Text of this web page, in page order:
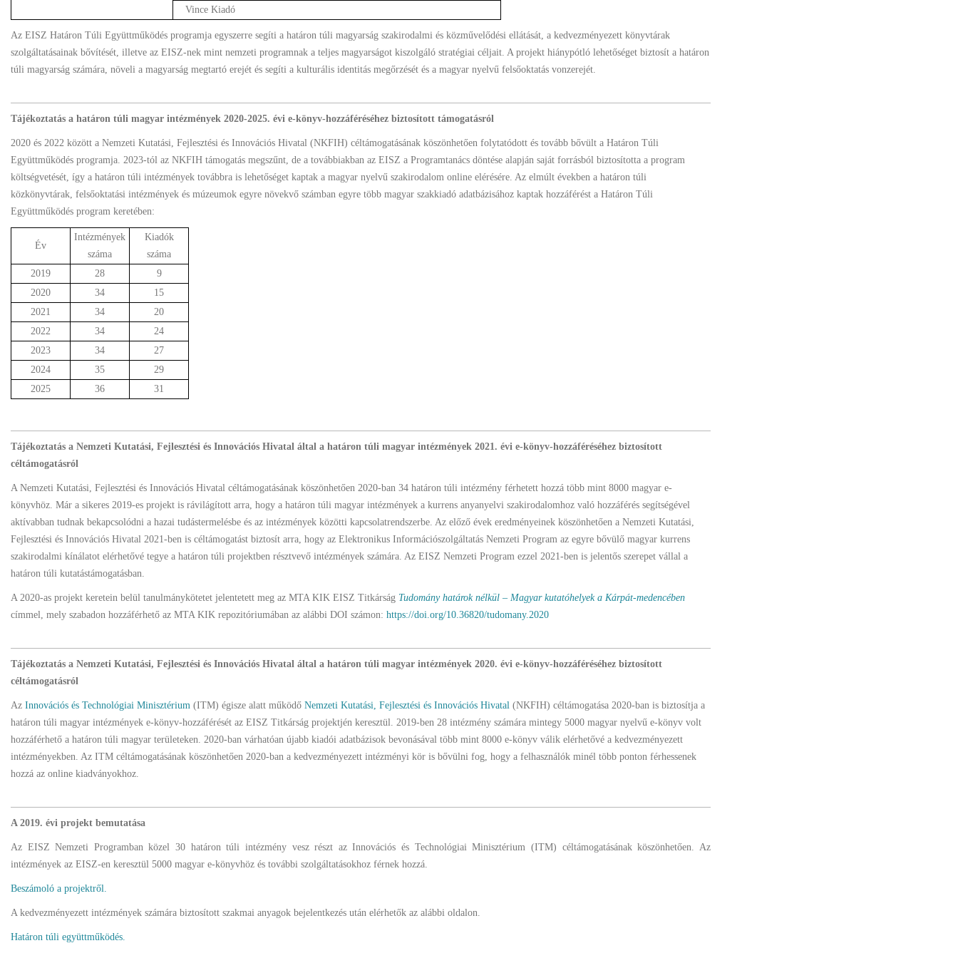
Vince Kiadó
Az EISZ Határon Túli Együttműködés programja egyszerre segíti a határon túli magyarság szakirodalmi és közművelődési ellátását, a kedvezményezett könyvtárak
szolgáltatásainak bővítését, illetve az EISZ-nek mint nemzeti programnak a teljes magyarságot kiszolgáló stratégiai céljait. A projekt hiánypótló lehetőséget biztosít a határon
túli magyarság számára, növeli a magyarság megtartó erejét és segíti a kulturális identitás megőrzését és a magyar nyelvű felsőoktatás vonzerejét.
Tájékoztatás a határon túli magyar intézmények 2020-2025. évi e-könyv-hozzáféréséhez biztosított támogatásról
2020 és 2022 között a Nemzeti Kutatási, Fejlesztési és Innovációs Hivatal (NKFIH) céltámogatásának köszönhetően folytatódott és tovább bővült a Határon Túli
Együttműködés programja. 2023-tól az NKFIH támogatás megszűnt, de a továbbiakban az EISZ a Programtanács döntése alapján saját forrásból biztosította a program
költségvetését, így a határon túli intézmények továbbra is lehetőséget kaptak a magyar nyelvű szakirodalom online elérésére. Az elmúlt években a határon túli
közkönyvtárak, felsőoktatási intézmények és múzeumok egyre növekvő számban egyre több magyar szakkiadó adatbázisához kaptak hozzáférést a Határon Túli
Együttműködés program keretében:
Év
Intézmények
száma
Kiadók
száma
2019
28
9
2020
34
15
2021
34
20
2022
34
24
2023
34
27
2024
35
29
2025
36 31
Tájékoztatás a Nemzeti Kutatási, Fejlesztési és Innovációs Hivatal által a határon túli magyar intézmények 2021. évi e-könyv-hozzáféréséhez biztosított
céltámogatásról
A Nemzeti Kutatási, Fejlesztési és Innovációs Hivatal céltámogatásának köszönhetően 2020-ban 34 határon túli intézmény férhetett hozzá több mint 8000 magyar e-
könyvhöz. Már a sikeres 2019-es projekt is rávilágított arra, hogy a határon túli magyar intézmények a kurrens anyanyelvi szakirodalomhoz való hozzáférés segítségével
aktívabban tudnak bekapcsolódni a hazai tudástermelésbe és az intézmények közötti kapcsolatrendszerbe. Az előző évek eredményeinek köszönhetően a Nemzeti Kutatási,
Fejlesztési és Innovációs Hivatal 2021-ben is céltámogatást biztosít arra, hogy az Elektronikus Információszolgáltatás Nemzeti Program az egyre bővülő magyar kurrens
szakirodalmi kínálatot elérhetővé tegye a határon túli projektben résztvevő intézmények számára. Az EISZ Nemzeti Program ezzel 2021-ben is jelentős szerepet vállal a
határon túli kutatástámogatásban.
A 2020-as projekt keretein belül tanulmánykötetet jelentetett meg az MTA KIK EISZ Titkárság Tudomány határok nélkül – Magyar kutatóhelyek a Kárpát-medencében
címmel, mely szabadon hozzáférhető az MTA KIK repozitóriumában az alábbi DOI számon: https://doi.org/10.36820/tudomany.2020
Tájékoztatás a Nemzeti Kutatási, Fejlesztési és Innovációs Hivatal által a határon túli magyar intézmények 2020. évi e-könyv-hozzáféréséhez biztosított
céltámogatásról
Az Innovációs és Technológiai Minisztérium (ITM) égisze alatt működő Nemzeti Kutatási, Fejlesztési és Innovációs Hivatal (NKFIH) céltámogatása 2020-ban is biztosítja a
határon túli magyar intézmények e-könyv-hozzáférését az EISZ Titkárság projektjén keresztül. 2019-ben 28 intézmény számára mintegy 5000 magyar nyelvű e-könyv volt
hozzáférhető a határon túli magyar területeken. 2020-ban várhatóan újabb kiadói adatbázisok bevonásával több mint 8000 e-könyv válik elérhetővé a kedvezményezett
intézményekben. Az ITM céltámogatásának köszönhetően 2020-ban a kedvezményezett intézményi kör is bővülni fog, hogy a felhasználók minél több ponton férhessenek
hozzá az online kiadványokhoz.
A 2019. évi projekt bemutatása
Az EISZ Nemzeti Programban közel 30 határon túli intézmény vesz részt az Innovációs és Technológiai Minisztérium (ITM) céltámogatásának köszönhetően. Az
intézmények az EISZ-en keresztül 5000 magyar e-könyvhöz és további szolgáltatásokhoz férnek hozzá.
Beszámoló a projektről.
A kedvezményezett intézmények számára biztosított szakmai anyagok bejelentkezés után elérhetők az alábbi oldalon.
Határon túli együttműködés.